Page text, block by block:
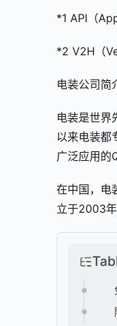
*1 API（
*2 V2H（
电装公司简
电装是世界
以来电装都
广泛应用的
在中国，电
立于2003